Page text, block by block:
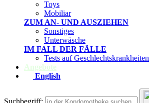
Toys
Mobiliar
ZUM AN- UND AUSZIEHEN
Sonstiges
Unterwäsche
IM FALL DER FÄLLE
Tests auf Geschlechtskrankheiten
Angebote
English
Suchbegriff: